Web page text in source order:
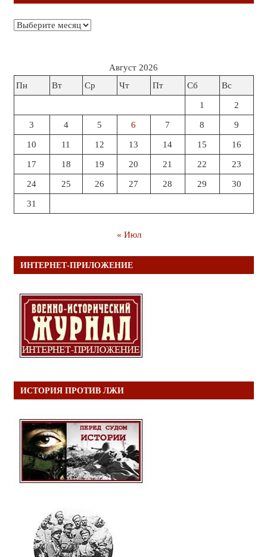
Архивы
Август 2026
Пн
Вт Ср Чт Пт Сб Вс
1 2
3 4 5 6 7 8 9
10 11 12 13 14 15 16
17 18 19 20 21 22 23
24 25 26 27 28 29 30
31
« Июл
ИНТЕРНЕТ-ПРИЛОЖЕНИЕ
ИСТОРИЯ ПРОТИВ ЛЖИ